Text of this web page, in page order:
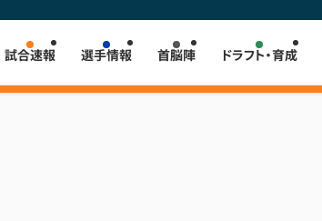
試合速報 選手情報 首脳陣 ドラフト・育成